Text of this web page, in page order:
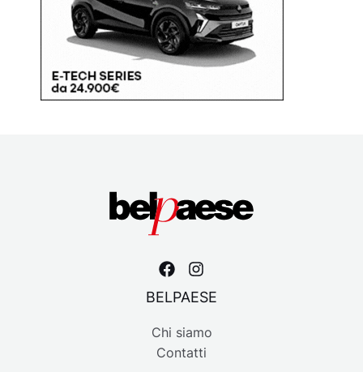
BELPAESE
Chi siamo
Contatti